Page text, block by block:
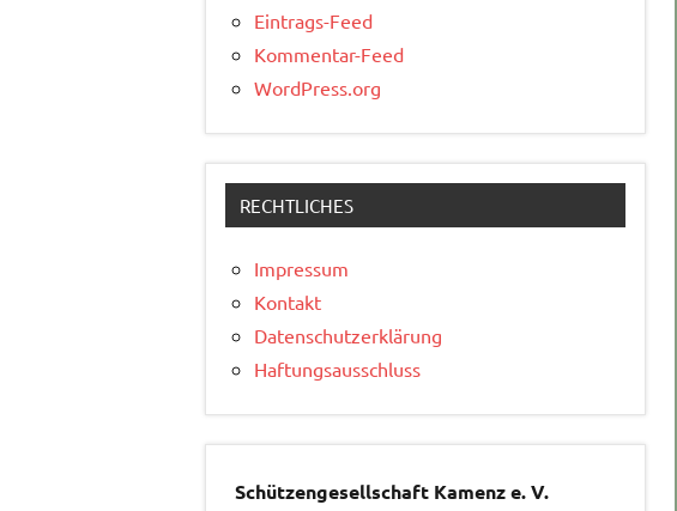
Eintrags-Feed
Kommentar-Feed
WordPress.org
RECHTLICHES
Impressum
Kontakt
Datenschutzerklärung
Haftungsausschluss
Schützengesellschaft Kamenz e. V.